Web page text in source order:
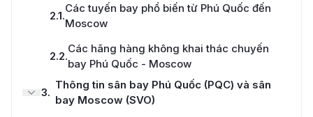
2.1.
Các tuyến bay phổ biến từ Phú Quốc đến
Moscow
2.2.
Các hãng hàng không khai thác chuyến
bay Phú Quốc - Moscow
3.
Thông tin sân bay Phú Quốc (PQC) và sân
bay Moscow (SVO)